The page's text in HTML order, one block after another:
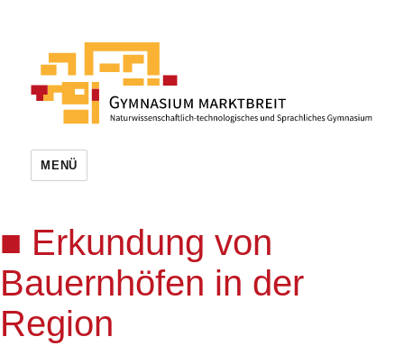
MENÜ
Erkundung von
Bauernhöfen in der
Region